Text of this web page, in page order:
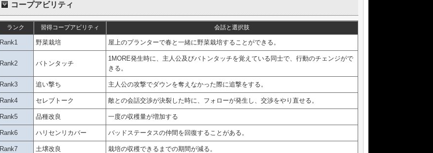
コープアビリティ
ランク 習得コープアビリティ 会話と選択肢
Rank1 野菜栽培 屋上のプランターで春と一緒に野菜栽培することができる。
Rank2 バトンタッチ
1MORE発生時に、主人公及びバトンタッチを覚えている同士で、行動のチェンジがで
きる。
Rank3 追い撃ち 主人公の攻撃でダウンを奪えなかった際に追撃をする。
Rank4 セレブトーク 敵との会話交渉が決裂した時に、フォローが発生し、交渉をやり直せる。
Rank5 品種改良 一度の収穫量が増加する
Rank6 ハリセンリカバー バッドステータスの仲間を回復することがある。
Rank7 土壌改良 栽培の収穫できるまでの期間が減る。